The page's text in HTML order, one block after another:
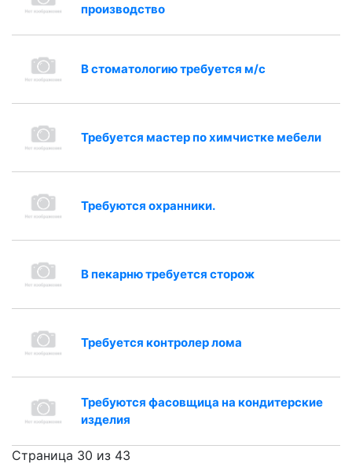
производство
В стоматологию требуется м/с
Требуется мастер по химчистке мебели
Требуются охранники.
В пекарню требуется сторож
Требуется контролер лома
Требуются фасовщица на кондитерские
изделия
Страница 30 из 43